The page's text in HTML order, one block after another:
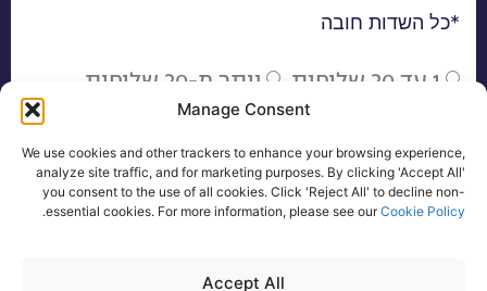
Manage Consent
We use cookies and other trackers to enhance your browsing experience,
analyze site traffic, and for marketing purposes. By clicking 'Accept All'
you consent to the use of all cookies. Click 'Reject All' to decline non-
essential cookies. For more information, please see ourCookie Policy
.
Accept All
*כל השדות חובה
1 עד 20 שלוחות יותר מ-20 שלוחות
שיווקיות ועדכונים באמצעי המדיה השונים, לרבות בדואר
אלקטרוני, SMS ו/או שיחה טלפונית.